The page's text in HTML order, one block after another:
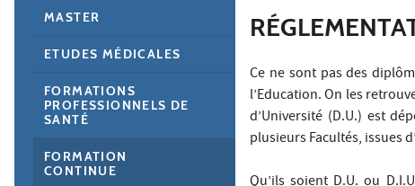
Ce ne sont pas des
l’Education. On les
d’Université (D.U.) est
plusieurs Facultés, issues
MASTER
ETUDES MÉDICALES
FORMATIONS
PROFESSIONNELS DE
SANTÉ
FORMATION
CONTINUE